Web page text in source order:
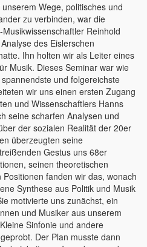
Wege, politisches und
zu verbinden, war die
Reinhold
des Eislerschen
Ihn holten wir als Leiter eines
Musik. Dieses Seminar war wie
und folgereichste
wir uns einen ersten Zugang
und Wissenschaftlers Hanns
seine scharfen Analysen und
der sozialen Realität der 20er
überzeugten seine
Gestus uns 68er
seinen theoretischen
fanden wir das, wonach
Synthese aus Politik und Musik
motivierte uns zunächst, ein
und Musiker aus unserem
Sinfonie und andere
Der Plan musste dann